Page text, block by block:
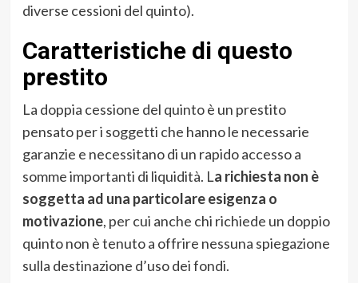
diverse cessioni del quinto).
Caratteristiche di questo
prestito
La doppia cessione del quinto è un prestito
pensato per i soggetti che hanno le necessarie
garanzie e necessitano di un rapido accesso a
somme importanti di liquidità. La richiesta non è
soggetta ad una particolare esigenza o
motivazione, per cui anche chi richiede un doppio
quinto non è tenuto a offrire nessuna spiegazione
sulla destinazione d’uso dei fondi.